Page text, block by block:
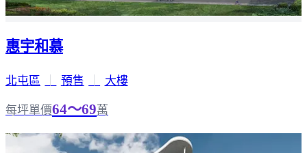
惠宇和慕
北屯區 預售 大樓
每坪單價64～69萬